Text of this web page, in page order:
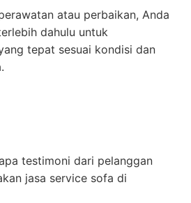
atau perbaikan, Anda
dahulu untuk
tepat sesuai kondisi dan
testimoni dari pelanggan
jasa service sofa di